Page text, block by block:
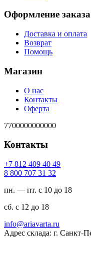
Оформление заказа
Доставка и оплата
Возврат
Помощь
Магазин
О нас
Контакты
Оферта
7700000000000
Контакты
94 04 904 218 7+
23 13 707 008 8
пн. — пт. с 10 до 18
сб. с 12 до 18
ur.atravaira@ofni
Адрес склада: г. Санкт-